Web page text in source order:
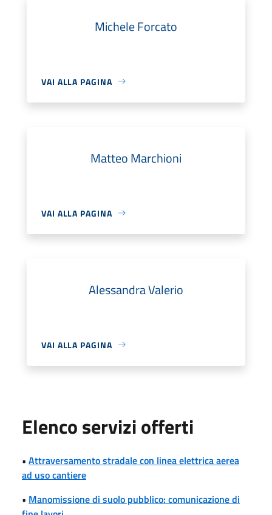
Michele Forcato
VAI ALLA PAGINA
Matteo Marchioni
VAI ALLA PAGINA
Alessandra Valerio
VAI ALLA PAGINA
Elenco servizi offerti
• Attraversamento stradale con linea elettrica aerea
ad uso cantiere
• Manomissione di suolo pubblico: comunicazione di